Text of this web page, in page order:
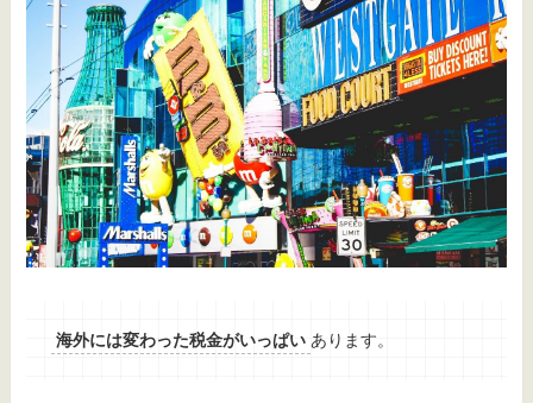
海外には変わった税金がいっぱい あります。